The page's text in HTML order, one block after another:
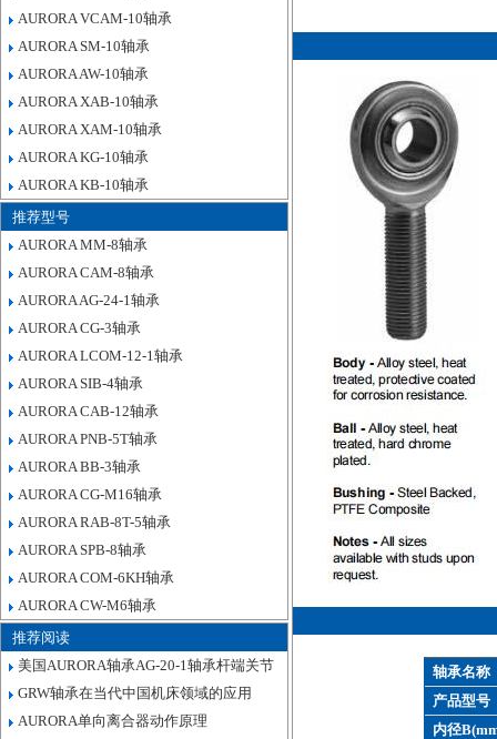
AURORA VCAM-10轴承
AURORA SM-10轴承
AURORA AW-10轴承
AURORA XAB-10轴承
AURORA XAM-10轴承
AURORA KG-10轴承
AURORA KB-10轴承
推荐型号
AURORA MM-8轴承
AURORA CAM-8轴承
AURORA AG-24-1轴承
AURORA CG-3轴承
AURORA LCOM-12-1轴承
AURORA SIB-4轴承
AURORA CAB-12轴承
AURORA PNB-5T轴承
AURORA BB-3轴承
AURORA CG-M16轴承
AURORA RAB-8T-5轴承
AURORA SPB-8轴承
AURORA COM-6KH轴承
AURORA CW-M6轴承
推荐阅读
美国AURORA轴承AG-20-1轴承杆端关节
GRW轴承在当代中国机床领域的应用
AURORA单向离合器动作原理
轴承名称
产品型号
内径